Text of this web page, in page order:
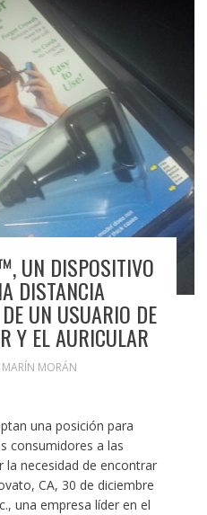
UN DISPOSITIVO
DISTANCIA
UN USUARIO DE
Y EL AURICULAR
MORÁN
una posición para
consumidores a las
la necesidad de encontrar
CA, 30 de diciembre
una empresa líder en el